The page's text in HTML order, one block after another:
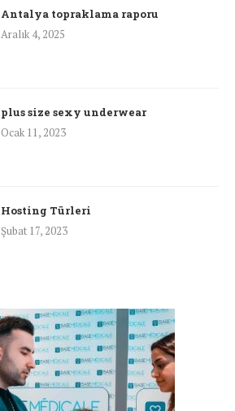
Antalya topraklama raporu
Aralık 4, 2025
plus size sexy underwear
Ocak 11, 2023
Hosting Türleri
Şubat 17, 2023